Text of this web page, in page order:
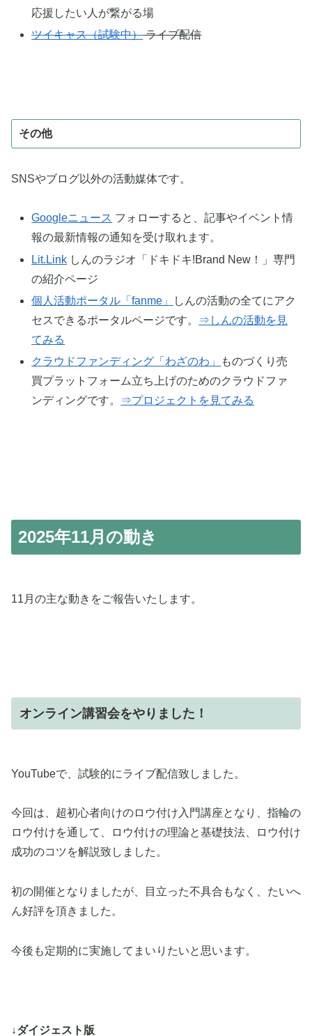
応援したい人が繋がる場
ツイキャス（試験中）ライブ配信
その他
SNSやブログ以外の活動媒体です。
Googleニュース フォローすると、記事やイベント情
報の最新情報の通知を受け取れます。
Lit.Link しんのラジオ「ドキドキ!Brand New！」専門
の紹介ページ
個人活動ポータル「fanme」
しんの活動の全てにアク
セスできるポータルページです。
⇒しんの活動を見
てみる
クラウドファンディング「わざのわ」
ものづくり売
買プラットフォーム立ち上げのためのクラウドファ
ンディングです。
⇒プロジェクトを見てみる
2025年11月の動き
11月の主な動きをご報告いたします。
オンライン講習会をやりました！
YouTubeで、試験的にライブ配信致しました。
今回は、超初心者向けのロウ付け入門講座となり、指輪の
ロウ付けを通して、ロウ付けの理論と基礎技法、ロウ付け
成功のコツを解説致しました。
初の開催となりましたが、目立った不具合もなく、たいへ
ん好評を頂きました。
今後も定期的に実施してまいりたいと思います。
↓ダイジェスト版